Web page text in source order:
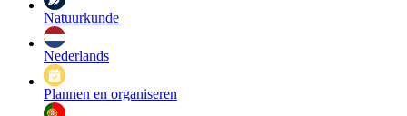
Natuurkunde
Nederlands
Plannen en organiseren